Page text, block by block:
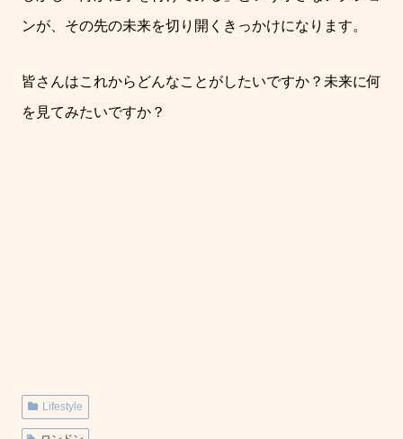
ンが、その先の未来を切り開くきっかけになります。
皆さんはこれからどんなことがしたいですか？未来に何
を見てみたいですか？
Lifestyle